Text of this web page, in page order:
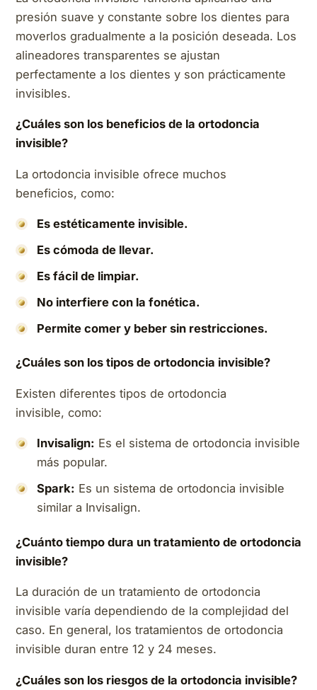
presión suave y constante sobre los dientes para
moverlos gradualmente a la posición deseada. Los
alineadores transparentes se ajustan
perfectamente a los dientes y son prácticamente
invisibles.
¿Cuáles son los beneficios de la ortodoncia
invisible?
La ortodoncia invisible ofrece muchos
beneficios, como:
Es estéticamente invisible.
Es cómoda de llevar.
Es fácil de limpiar.
No interfiere con la fonética.
Permite comer y beber sin restricciones.
¿Cuáles son los tipos de ortodoncia invisible?
Existen diferentes tipos de ortodoncia
invisible, como:
Invisalign: Es el sistema de ortodoncia invisible
más popular.
Spark: Es un sistema de ortodoncia invisible
similar a Invisalign.
¿Cuánto tiempo dura un tratamiento de ortodoncia
invisible?
La duración de un tratamiento de ortodoncia
invisible varía dependiendo de la complejidad del
caso. En general, los tratamientos de ortodoncia
invisible duran entre 12 y 24 meses.
¿Cuáles son los riesgos de la ortodoncia invisible?